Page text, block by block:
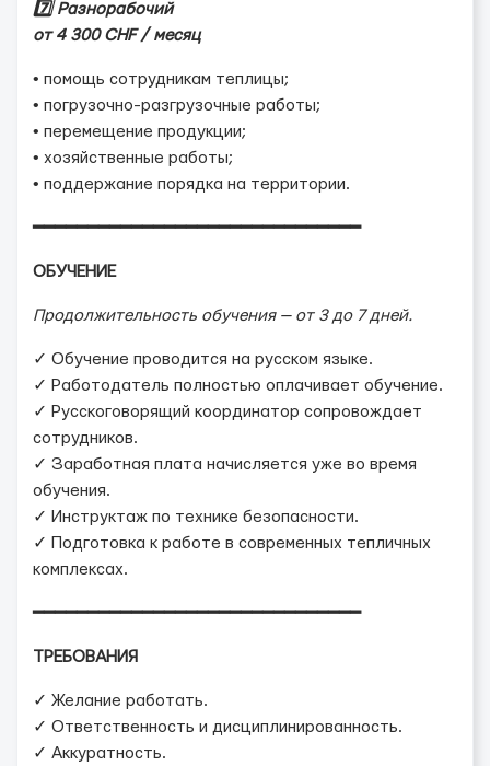
7️⃣ Разнорабочий
от 4 300 CHF / месяц
• помощь сотрудникам теплицы;
• погрузочно-разгрузочные работы;
• перемещение продукции;
• хозяйственные работы;
• поддержание порядка на территории.
━━━━━━━━━━━━━━━━━━━━━━━━━━━━━━
ОБУЧЕНИЕ
Продолжительность обучения — от 3 до 7 дней.
✓ Обучение проводится на русском языке.
✓ Работодатель полностью оплачивает обучение.
✓ Русскоговорящий координатор сопровождает
сотрудников.
✓ Заработная плата начисляется уже во время
обучения.
✓ Инструктаж по технике безопасности.
✓ Подготовка к работе в современных тепличных
комплексах.
━━━━━━━━━━━━━━━━━━━━━━━━━━━━━━
ТРЕБОВАНИЯ
✓ Желание работать.
✓ Ответственность и дисциплинированность.
✓ Аккуратность.